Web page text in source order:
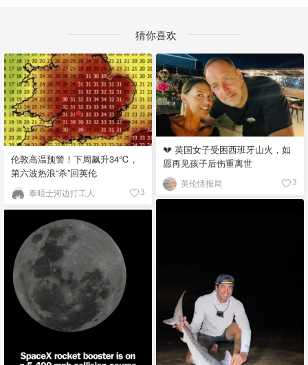
猜你喜欢
伦敦高温预警！下周飙升34℃，
第六波热浪“杀”回英伦
泰晤士河边打工人 3
💔 英国女子受困西班牙山火，如
愿再见孩子后伤重离世
英伦情报局 3